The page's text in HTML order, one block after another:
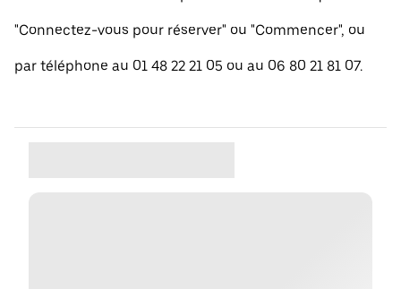
"Connectez-vous pour réserver" ou "Commencer", ou
par téléphone au 01 48 22 21 05 ou au 06 80 21 81 07.